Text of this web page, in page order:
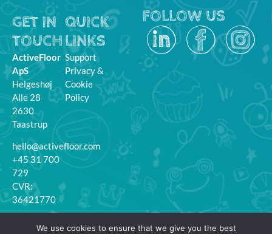
GET IN
TOUCH
ActiveFloor
ApS
Helgeshøj
Alle 28
2630
Taastrup
hello@activefloor.com
+45 31 700
729
CVR:
36421770
QUICK
LINKS
Support
Privacy &
Cookie
Policy
MyFloor
FOLLOW US
We use cookies to ensure that we give you the best